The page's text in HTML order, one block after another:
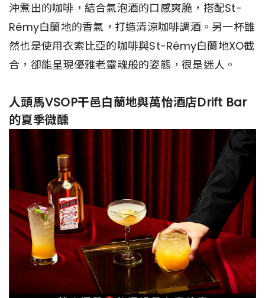
沖煮出的咖啡，結合氣泡酒的口感爽脆，搭配St-
Rémy白蘭地的香氣，打造清涼咖啡調酒。另一杯雖
然也是使用衣索比亞的咖啡與St-Rémy白蘭地XO截
合，卻能呈現優雅老靈魂般的姿態，很是迷人。
人頭馬VSOP干邑白蘭地與萬怡酒店Drift Bar
的夏季微醺